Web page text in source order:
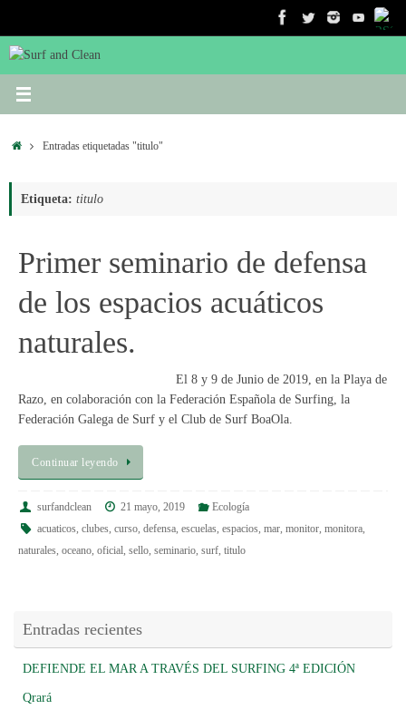
contenido
InicioEntradas etiquetadas "titulo"
Etiqueta: titulo
Primer seminario de defensa
de los espacios acuáticos
naturales.
El 8 y 9 de Junio de 2019, en la Playa de
Razo, en colaboración con la Federación Española de Surfing, la
Federación Galega de Surf y el Club de Surf BoaOla.
Continuar leyendo
surfandclean 21 mayo, 2019
Ecología
acuaticos, clubes, curso, defensa, escuelas, espacios, mar, monitor, monitora,
naturales oceano oficial sello seminario surf titulo
Entradas recientes
DEFIENDE EL MAR A TRAVÉS DEL SURFING 4ª EDICIÓN
Qrará